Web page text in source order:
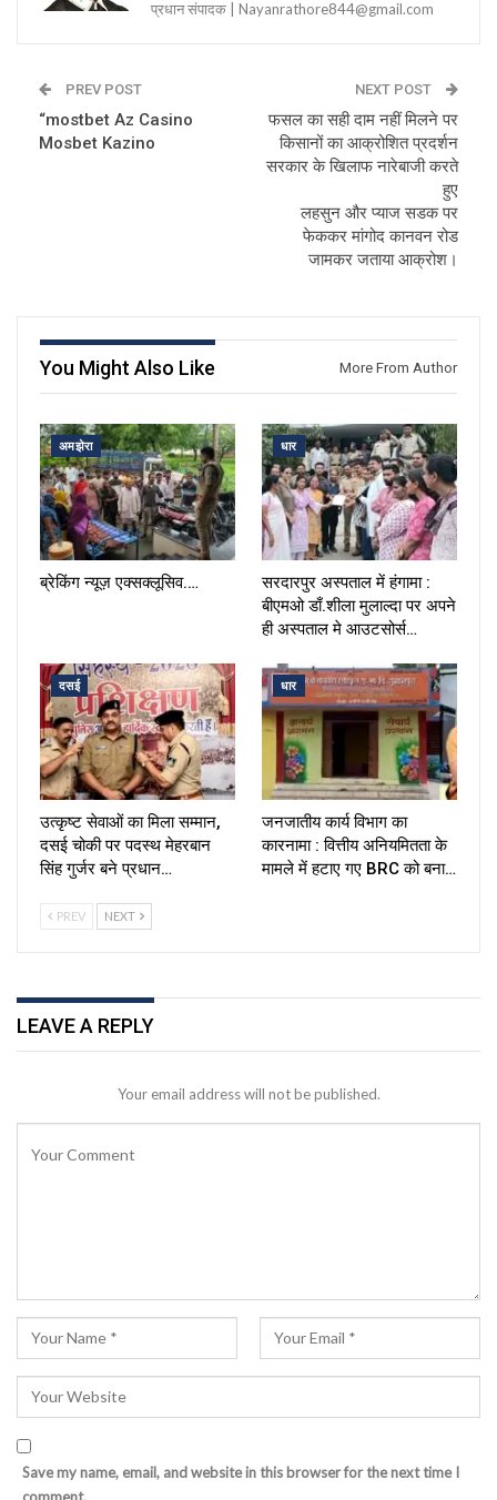
प्रधान संपादक | Nayanrathore844@gmail.com
PREV POST
“mostbet Az Casino
Mosbet Kazino
NEXT POST
फसल का सही दाम नहीं मिलने पर
किसानों का आक्रोशित प्रदर्शन
सरकार के खिलाफ नारेबाजी करते
हुए
लहसुन और प्याज सडक पर
फेककर मांगोद कानवन रोड
जामकर जताया आक्रोश।
You Might Also Like More From Author
अमझेरा
ब्रेकिंग न्यूज़ एक्सक्लूसिव.…
धार
सरदारपुर अस्पताल में हंगामा :
बीएमओ डाँ.शीला मुलाल्दा पर अपने
ही अस्पताल मे आउटसोर्स…
दसई
उत्कृष्ट सेवाओं का मिला सम्मान,
दसई चोकी पर पदस्थ मेहरबान
सिंह गुर्जर बने प्रधान…
धार
जनजातीय कार्य विभाग का
कारनामा : वित्तीय अनियमितता के
मामले में हटाए गए BRC को बना…
PREV NEXT
LEAVE A REPLY
Your email address will not be published.
Save my name, email, and website in this browser for the next time I
comment.